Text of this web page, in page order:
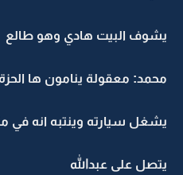
يشوف البيت هادي وهو طالع
محمد: معقولة ينامون ها الحزة
يشغل سيارته وينتبه انه في
يتصل على عبدالله